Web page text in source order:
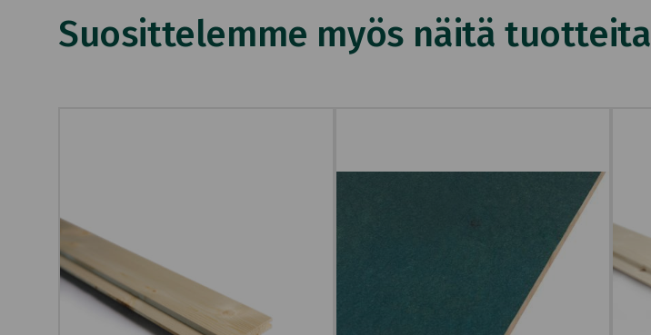
Suosittelemme myös näitä tuotteita